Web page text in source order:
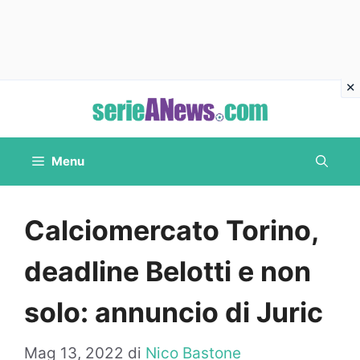
contenuto
Menu
Calciomercato Torino,
deadline Belotti e non
solo: annuncio di Juric
Mag 13, 2022 di Nico Bastone